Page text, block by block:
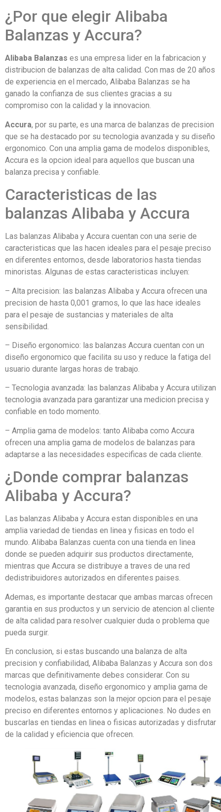
¿Por que elegir Alibaba
Balanzas y Accura?
Alibaba Balanzas es una empresa lider en la fabricacion y
distribucion de balanzas de alta calidad. Con mas de 20 años
de experiencia en el mercado, Alibaba Balanzas se ha
ganado la confianza de sus clientes gracias a su
compromiso con la calidad y la innovacion.
Accura, por su parte, es una marca de balanzas de precision
que se ha destacado por su tecnologia avanzada y su diseño
ergonomico. Con una amplia gama de modelos disponibles,
Accura es la opcion ideal para aquellos que buscan una
balanza precisa y confiable.
Caracteristicas de las
balanzas Alibaba y Accura
Las balanzas Alibaba y Accura cuentan con una serie de
caracteristicas que las hacen ideales para el pesaje preciso
en diferentes entornos, desde laboratorios hasta tiendas
minoristas. Algunas de estas caracteristicas incluyen:
– Alta precision: las balanzas Alibaba y Accura ofrecen una
precision de hasta 0,001 gramos, lo que las hace ideales
para el pesaje de sustancias y materiales de alta
sensibilidad.
– Diseño ergonomico: las balanzas Accura cuentan con un
diseño ergonomico que facilita su uso y reduce la fatiga del
usuario durante largas horas de trabajo.
– Tecnologia avanzada: las balanzas Alibaba y Accura utilizan
tecnologia avanzada para garantizar una medicion precisa y
confiable en todo momento.
– Amplia gama de modelos: tanto Alibaba como Accura
ofrecen una amplia gama de modelos de balanzas para
adaptarse a las necesidades especificas de cada cliente.
¿Donde comprar balanzas
Alibaba y Accura?
Las balanzas Alibaba y Accura estan disponibles en una
amplia variedad de tiendas en linea y fisicas en todo el
mundo. Alibaba Balanzas cuenta con una tienda en linea
donde se pueden adquirir sus productos directamente,
mientras que Accura se distribuye a traves de una red
dedistribuidores autorizados en diferentes paises.
Ademas, es importante destacar que ambas marcas ofrecen
garantia en sus productos y un servicio de atencion al cliente
de alta calidad para resolver cualquier duda o problema que
pueda surgir.
En conclusion, si estas buscando una balanza de alta
precision y confiabilidad, Alibaba Balanzas y Accura son dos
marcas que definitivamente debes considerar. Con su
tecnologia avanzada, diseño ergonomico y amplia gama de
modelos, estas balanzas son la mejor opcion para el pesaje
preciso en diferentes entornos y aplicaciones. No dudes en
buscarlas en tiendas en linea o fisicas autorizadas y disfrutar
de la calidad y eficiencia que ofrecen.